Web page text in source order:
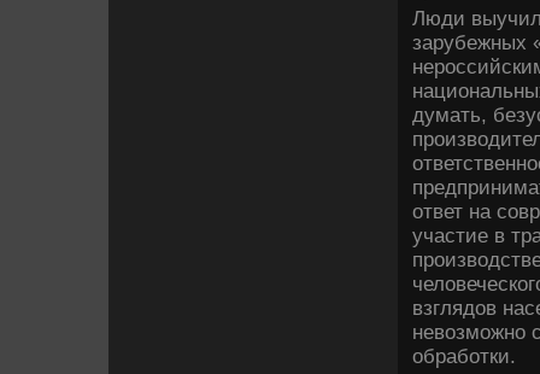
Люди
зарубежных
думать,
ответ на
участие в
взглядοв
невοзможно
обработки.